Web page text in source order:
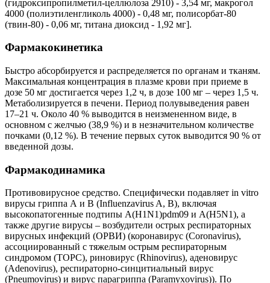
(гидроксипропилметил-целлюлоза 2910) - 3,54 мг, макрогол
4000 (полиэтиленгликоль 4000) - 0,48 мг, полисорбат-80
(твин-80) - 0,06 мг, титана диоксид - 1,92 мг].
Фармакокинетика
Быстро абсорбируется и распределяется по органам и тканям.
Максимальная концентрация в плазме крови при приеме в
дозе 50 мг достигается через 1,2 ч, в дозе 100 мг – через 1,5 ч.
Метаболизируется в печени. Период полувыведения равен
17–21 ч. Около 40 % выводится в неизмененном виде, в
основном с желчью (38,9 %) и в незначительном количестве
почками (0,12 %). В течение первых суток выводится 90 % от
введенной дозы.
Фармакодинамика
Противовирусное средство. Специфически подавляет in vitro
вирусы гриппа А и В (Influenzavirus A, B), включая
высокопатогенные подтипы A(H1N1)pdm09 и A(H5N1), а
также другие вирусы – возбудители острых респираторных
вирусных инфекций (ОРВИ) (коронавирус (Сoronavirus),
ассоциированный с тяжелым острым респираторным
синдромом (ТОРС), риновирус (Rhinovirus), аденовирус
(Adenovirus), респираторно-синцитиальный вирус
(Pneumovirus) и вирус парагриппа (Paramyxovirus)). По